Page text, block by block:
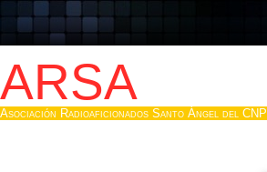
ARSA
Asociación Radioaficionados Santo Ángel del CNP